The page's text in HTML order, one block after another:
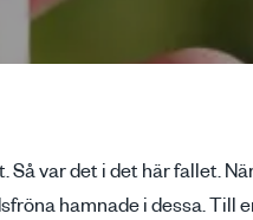
var det i det här fallet.
hamnade i dessa. Till